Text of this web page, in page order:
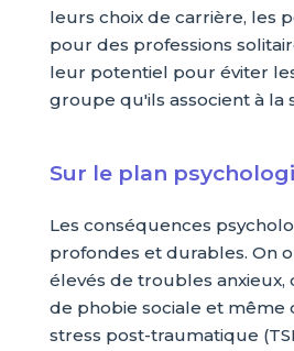
leurs choix de carrière, les
pour des professions
leur potentiel pour éviter
groupe qu'ils associent à la
Sur le plan
Les conséquences
profondes et durables. On
élevés de troubles anxieux,
de phobie sociale et même
stress post-traumatique